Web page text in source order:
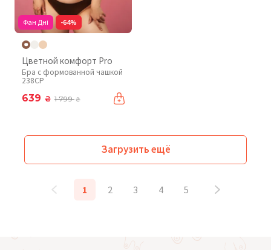
Фан Дні -64%
Цветной комфорт Pro
Бра с формованной чашкой
238CP
639 ₴ 1 799₴
Загрузить ещё
1 2 3 4 5